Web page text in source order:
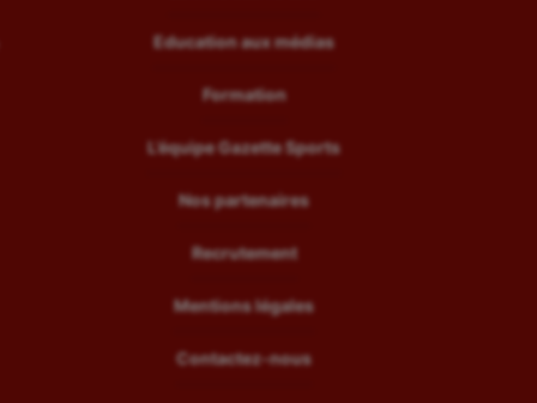
Education aux médias
Formation
L’équipe Gazette Sports
Nos partenaires
Recrutement
Mentions légales
Contactez-nous